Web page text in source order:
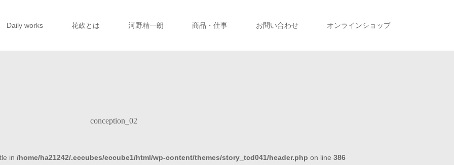
Daily works 花政とは 河野精一朗 商品・仕事 お問い合わせ オンラインショップ
conception_02
in /home/ha21242/.eccubes/eccube1/html/wp-content/themes/story_tcd041/header.php on line 386